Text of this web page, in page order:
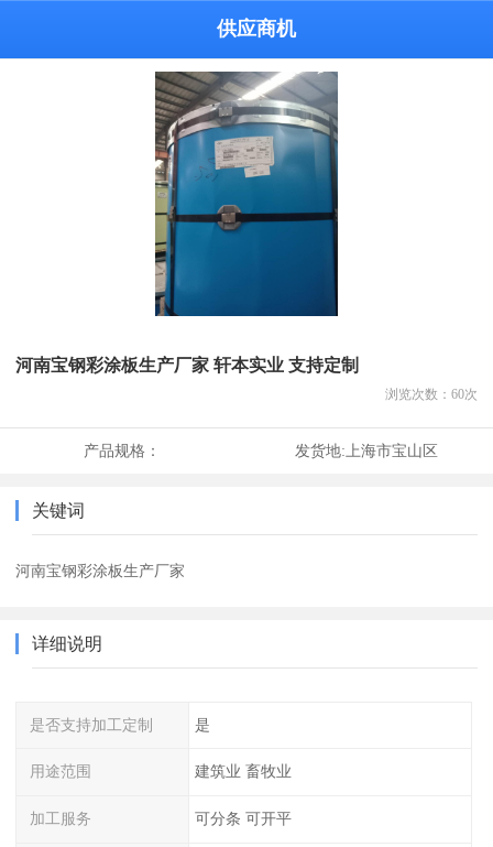
供应商机
河南宝钢彩涂板生产厂家 轩本实业 支持定制
浏览次数： 60次
产品规格： 发货地:上海市宝山区
关键词
河南宝钢彩涂板生产厂家
详细说明
是否支持加工定制 是
用途范围 建筑业 畜牧业
加工服务 可分条 可开平